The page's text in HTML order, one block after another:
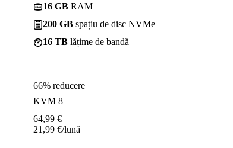
16 GB RAM
200 GB spațiu de disc NVMe
16 TB lățime de bandă
66% reducere
KVM 8
64,99 €
21,99 €/lună